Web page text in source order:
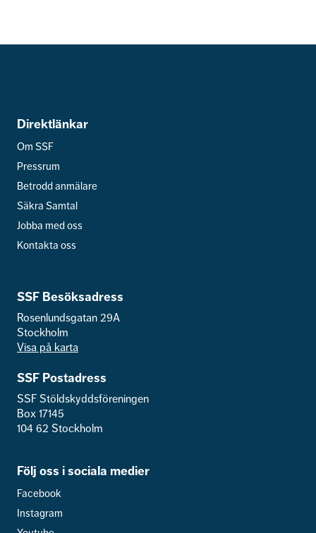
Direktlänkar
Om SSF
Pressrum
Betrodd anmälare
Säkra Samtal
Jobba med oss
Kontakta oss
SSF Besöksadress
Rosenlundsgatan 29A
Stockholm
Visa på karta
SSF Postadress
SSF Stöldskyddsföreningen
Box 17145
104 62 Stockholm
Följ oss i sociala medier
Facebook
Instagram